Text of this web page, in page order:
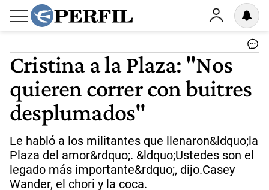
Cristina a la Plaza: "Nos
quieren correr con buitres
desplumados"
Le habló a los militantes que llenaron&ldquo;la
Plaza del amor&rdquo;. &ldquo;Ustedes son el
legado más importante&rdquo;, dijo.Casey
Wander, el chori y la coca.